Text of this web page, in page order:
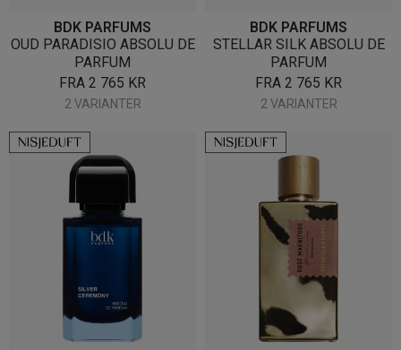
BDK PARFUMS
OUD PARADISIO ABSOLU DE
PARFUM
FRA 2 765 KR
2 VARIANTER
BDK PARFUMS
STELLAR SILK ABSOLU DE
PARFUM
FRA 2 765 KR
2 VARIANTER